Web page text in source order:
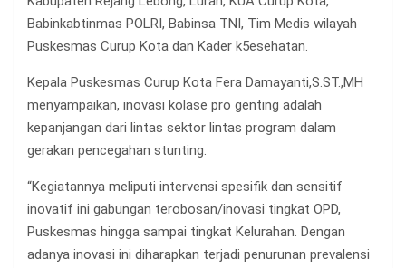
Babinkabtinmas POLRI, Babinsa TNI, Tim Medis wilayah
Puskesmas Curup Kota dan Kader k5esehatan.
Kepala Puskesmas Curup Kota Fera Damayanti,S.ST.,MH
menyampaikan, inovasi kolase pro genting adalah
kepanjangan dari lintas sektor lintas program dalam
gerakan pencegahan stunting.
“Kegiatannya meliputi intervensi spesifik dan sensitif
inovatif ini gabungan terobosan/inovasi tingkat OPD,
Puskesmas hingga sampai tingkat Kelurahan. Dengan
adanya inovasi ini diharapkan terjadi penurunan prevalensi